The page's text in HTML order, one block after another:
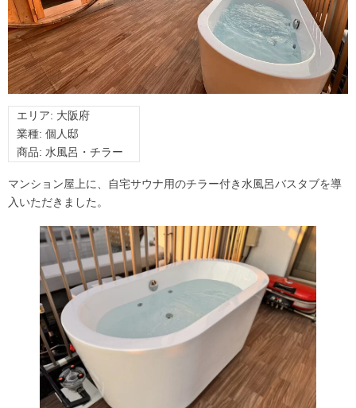
エリア: 大阪府
業種: 個人邸
商品: 水風呂・チラー
マンション屋上に、自宅サウナ用のチラー付き水風呂バスタブを導
入いただきました。